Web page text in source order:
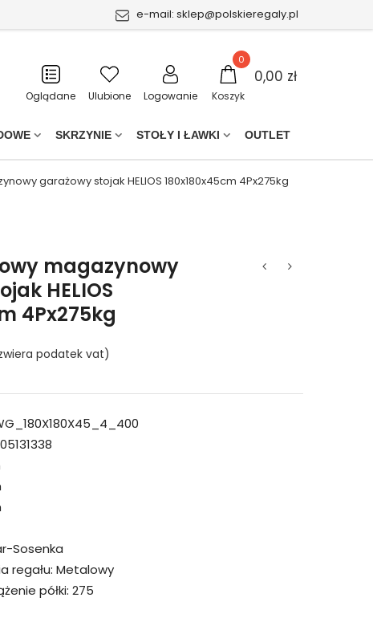
e-mail: sklep@polskieregaly.pl
Oglądane Ulubione Logowanie Koszyk
0
0,00 zł
SKRZYNIE STOŁY I ŁAWKI OUTLET
garażowy stojak HELIOS 180x180x45cm 4Px275kg
magazynowy
HELIOS
4Px275kg
podatek vat)
Sosenka
regału: Metalowy
półki: 275